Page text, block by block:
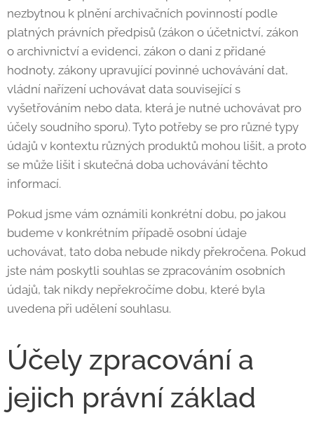
nezbytnou k plnění archivačních povinností podle
platných právních předpisů (zákon o účetnictví, zákon
o archivnictví a evidenci, zákon o dani z přidané
hodnoty, zákony upravující povinné uchovávání dat,
vládní nařízení uchovávat data související s
vyšetřováním nebo data, která je nutné uchovávat pro
účely soudního sporu). Tyto potřeby se pro různé typy
údajů v kontextu různých produktů mohou lišit, a proto
se může lišit i skutečná doba uchovávání těchto
informací.
Pokud jsme vám oznámili konkrétní dobu, po jakou
budeme v konkrétním případě osobní údaje
uchovávat, tato doba nebude nikdy překročena. Pokud
jste nám poskytli souhlas se zpracováním osobních
údajů, tak nikdy nepřekročíme dobu, které byla
uvedena při udělení souhlasu.
Účely zpracování a
jejich právní základ